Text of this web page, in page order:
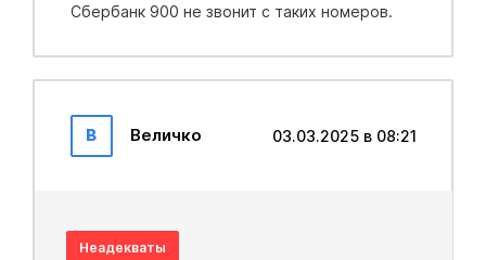
Сбербанк 900 не звонит с таких номеров.
В Величко 03.03.2025 в 08:21
Неадекваты